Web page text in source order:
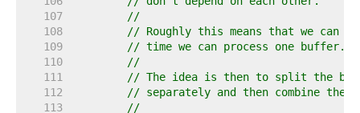
   107
//
   108
// Roughly this means that we can
   109
// time we can process one buffer.
   110
//
   111
// The idea is then to split the
   112
// separately and then combine the
   113
//